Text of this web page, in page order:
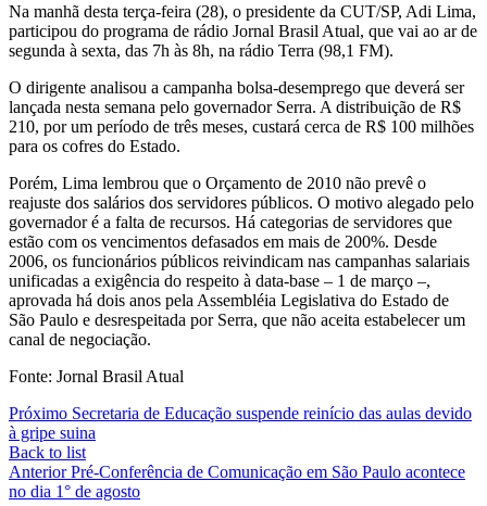
Na manhã desta terça-feira (28), o presidente da CUT/SP, Adi Lima,
participou do programa de rádio Jornal Brasil Atual, que vai ao ar de
segunda à sexta, das 7h às 8h, na rádio Terra (98,1 FM).
O dirigente analisou a campanha bolsa-desemprego que deverá ser
lançada nesta semana pelo governador Serra. A distribuição de R$
210, por um período de três meses, custará cerca de R$ 100 milhões
para os cofres do Estado.
Porém, Lima lembrou que o Orçamento de 2010 não prevê o
reajuste dos salários dos servidores públicos. O motivo alegado pelo
governador é a falta de recursos. Há categorias de servidores que
estão com os vencimentos defasados em mais de 200%. Desde
2006, os funcionários públicos reivindicam nas campanhas salariais
unificadas a exigência do respeito à data-base – 1 de março –,
aprovada há dois anos pela Assembléia Legislativa do Estado de
São Paulo e desrespeitada por Serra, que não aceita estabelecer um
canal de negociação.
Fonte: Jornal Brasil Atual
Próximo Secretaria de Educação suspende reinício das aulas devido
à gripe suina
Back to list
Anterior Pré-Conferência de Comunicação em São Paulo acontece
no dia 1° de agosto